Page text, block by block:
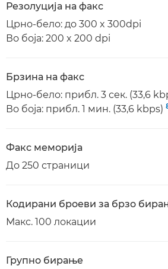
Резолуција на факс
Црно-бело: до 300 x 300dpi
Во боја: 200 x 200 dpi
Брзина на факс
Црно-бело: прибл. 3 сек. (33,6
Во боја: прибл. 1 мин. (33,6 kbps)
Факс меморија
До 250 страници
Кодирани броеви за брзо
Макс. 100 локации
Групно бирање